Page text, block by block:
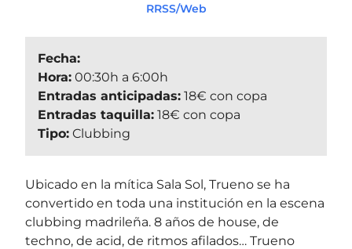
RRSS/Web
Fecha:
Hora: 00:30h a 6:00h
Entradas anticipadas: 18€ con copa
Entradas taquilla: 18€ con copa
Tipo: Clubbing
Ubicado en la mítica Sala Sol, Trueno se ha
convertido en toda una institución en la escena
clubbing madrileña. 8 años de house, de
techno, de acid, de ritmos afilados… Trueno